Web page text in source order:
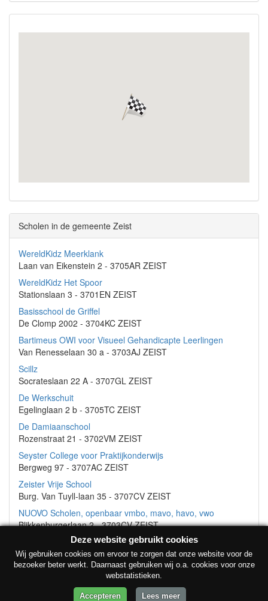
Scholen in de gemeente Zeist
WereldKidz Meerklank
Laan van Eikenstein 2 - 3705AR ZEIST
WereldKidz Het Spoor
Stationslaan 3 - 3701EN ZEIST
Basisschool de Griffel
De Clomp 2002 - 3704KC ZEIST
Bartimeus OWI voor Visueel Gehandicapte Leerlingen
Van Renesselaan 30 a - 3703AJ ZEIST
Scillz
Socrateslaan 22 A - 3707GL ZEIST
De Werkschuit
Egelinglaan 2 b - 3705TC ZEIST
De Damiaanschool
Rozenstraat 21 - 3702VM ZEIST
Seyster College voor Praktijkonderwijs
Bergweg 97 - 3707AC ZEIST
Zeister Vrije School
Burg. Van Tuyll-laan 35 - 3707CV ZEIST
NUOVO Scholen, openbaar vmbo, mavo, havo, vwo
Blikkenburgerlaan 2 - 3703CV ZEIST
© Onderwijsinstellingen 2026 • Contact•Privacyverklaring
Deze website gebruikt cookies
Wij gebruiken cookies om ervoor te zorgen dat onze website voor de
bezoeker beter werkt. Daarnaast gebruiken wij o.a. cookies voor onze
webstatistieken.
Accepteren Lees meer